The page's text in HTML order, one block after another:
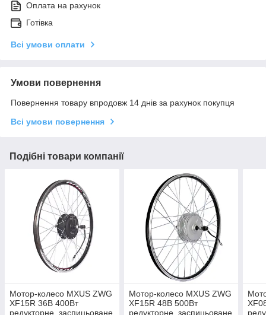
Оплата на рахунок
Готівка
Всі умови оплати
Умови повернення
Повернення товару впродовж 14 днів за рахунок покупця
Всі умови повернення
Подібні товари компанії
Мотор-колесо MXUS ZWG
XF15R 36В 400Вт
редукторне, заспицьоване
Мотор-колесо MXUS ZWG
XF15R 48В 500Вт
редукторне, заспицьоване